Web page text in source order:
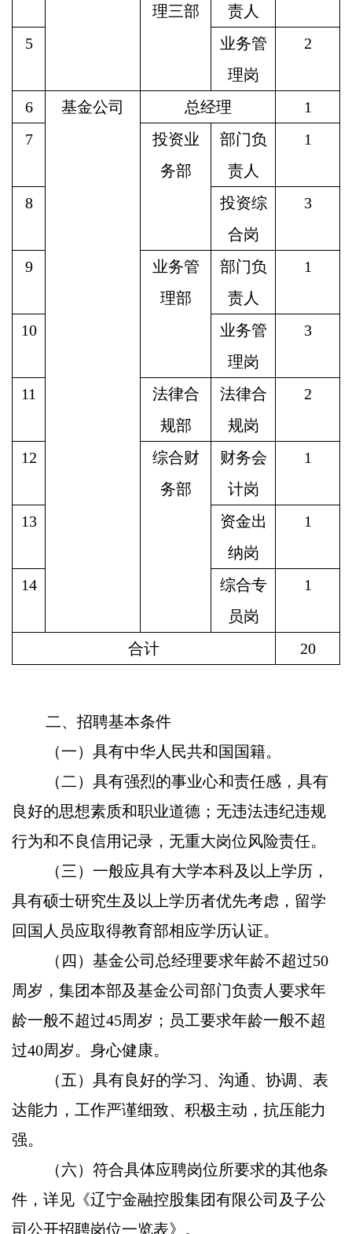
理三部
责人
5
业务管
理岗
2
6 基金公司 总经理
1
7
投资业
务部
部门负
责人
1
8
投资综
合岗
3
9
业务管
理部
部门负
责人
1
10
业务管
理岗
3
11
法律合
规部
法律合
规岗
2
12
综合财
务部
财务会
计岗
1
13
资金出
纳岗
1
14
综合专
员岗
1
合计 20
二、招聘基本条件
（一）具有中华人民共和国国籍。
（二）具有强烈的事业心和责任感，具有
良好的思想素质和职业道德；无违法违纪违规
行为和不良信用记录，无重大岗位风险责任。
（三）一般应具有大学本科及以上学历，
具有硕士研究生及以上学历者优先考虑，留学
回国人员应取得教育部相应学历认证。
（四）基金公司总经理要求年龄不超过50
周岁，集团本部及基金公司部门负责人要求年
龄一般不超过45周岁；员工要求年龄一般不超
过40周岁。身心健康。
（五）具有良好的学习、沟通、协调、表
达能力，工作严谨细致、积极主动，抗压能力
强。
（六）符合具体应聘岗位所要求的其他条
件，详见《辽宁金融控股集团有限公司及子公
司公开招聘岗位一览表》。